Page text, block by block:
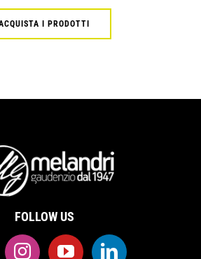
I PRODOTTI
FOLLOW US